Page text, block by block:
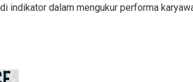
indikator dalam mengukur performa